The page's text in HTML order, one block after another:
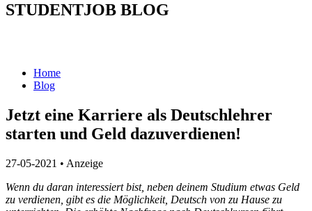
STUDENTJOB BLOG
Home
Blog
Jetzt eine Karriere als Deutschlehrer
starten und Geld dazuverdienen!
27-05-2021 • Anzeige
Wenn du daran interessiert bist, neben deinem Studium etwas Geld
zu verdienen, gibt es die Möglichkeit, Deutsch von zu Hause zu